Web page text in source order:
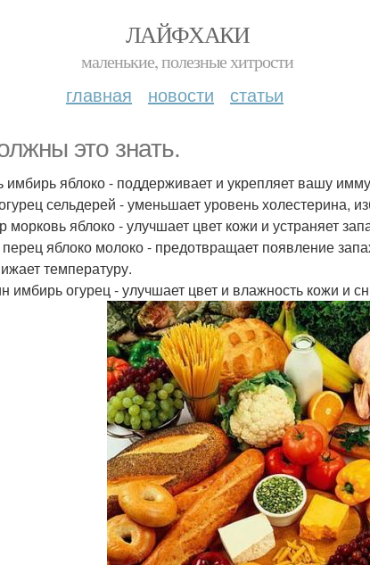
ЛАЙФХАКИ
маленькие, полезные хитрости
главная новости статьи
это знать.
имбирь яблоко - поддерживает и укрепляет вашу
сельдерей - уменьшает уровень холестерина,
морковь яблоко - улучшает цвет кожи и устраняет
перец яблоко молоко - предотвращает появление
температуру.
имбирь огурец - улучшает цвет и влажность кожи и